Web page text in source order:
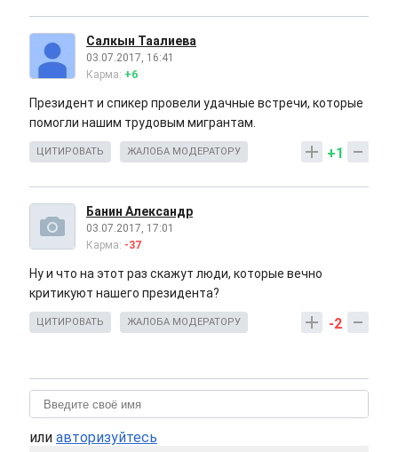
Салкын Таалиева
03.07.2017, 16:41
Карма: +6
Президент и спикер провели удачные встречи, которые
помогли нашим трудовым мигрантам.
+1
ЦИТИРОВАТЬ ЖАЛОБА МОДЕРАТОРУ
Банин Александр
03.07.2017, 17:01
Карма: -37
Ну и что на этот раз скажут люди, которые вечно
критикуют нашего президента?
-2
ЦИТИРОВАТЬ ЖАЛОБА МОДЕРАТОРУ
или авторизуйтесь